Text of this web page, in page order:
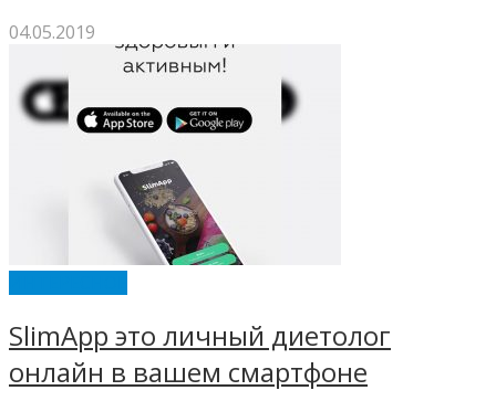
04.05.2019
SlimApp это личный диетолог
онлайн в вашем смартфоне